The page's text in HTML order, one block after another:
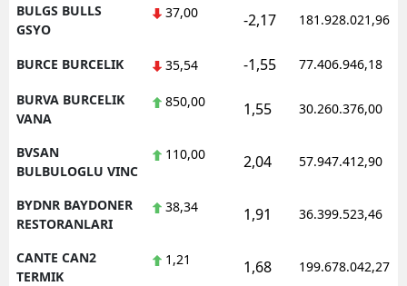
BULGS BULLS
GSYO
37,00 -2,17 181.928.021,96
BURCE BURCELIK 35,54 -1,55 77.406.946,18
BURVA BURCELIK
VANA
850,00 1,55 30.260.376,00
BVSAN
BULBULOGLU VINC
110,00 2,04 57.947.412,90
BYDNR BAYDONER
RESTORANLARI
38,34 1,91 36.399.523,46
CANTE CAN2
TERMIK
1,21 1,68 199.678.042,27